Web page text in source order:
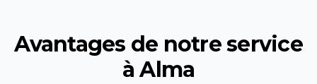
Avantages de notre service
àAlma